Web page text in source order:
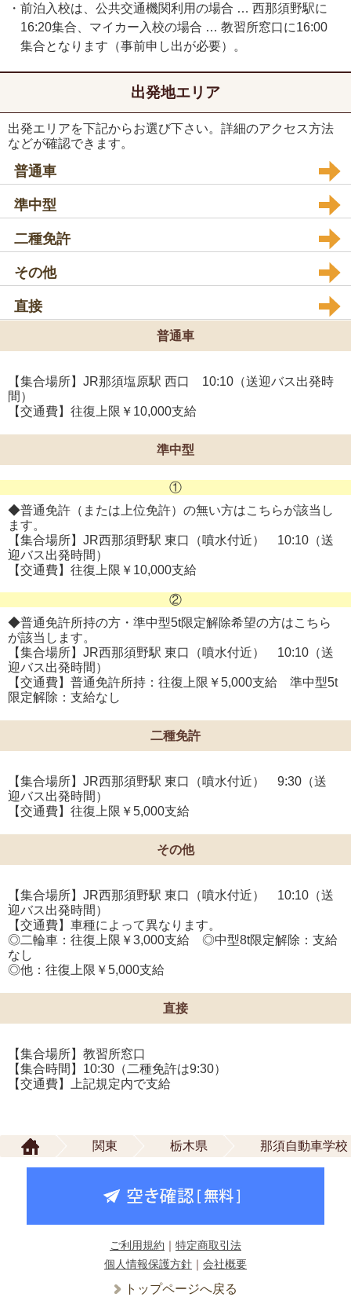
関東 栃木県 那須自動車学校
・前泊入校は、公共交通機関利用の場合 … 西那須野駅に
16:20集合、マイカー入校の場合 … 教習所窓口に16:00
集合となります（事前申し出が必要）。
出発地エリア
出発エリアを下記からお選び下さい。詳細のアクセス方法
などが確認できます。
普通車
準中型
二種免許
その他
直接
普通車
【集合場所】JR那須塩原駅 西口 10:10（送迎バス出発時
間）
【交通費】往復上限￥10,000支給
準中型
①
◆普通免許（または上位免許）の無い方はこちらが該当し
ます。
【集合場所】JR西那須野駅 東口（噴水付近） 10:10（送
迎バス出発時間）
【交通費】往復上限￥10,000支給
②
◆普通免許所持の方・準中型5t限定解除希望の方はこちら
が該当します。
【集合場所】JR西那須野駅 東口（噴水付近） 10:10（送
迎バス出発時間）
【交通費】普通免許所持：往復上限￥5,000支給 準中型5t
限定解除：支給なし
二種免許
【集合場所】JR西那須野駅 東口（噴水付近） 9:30（送
迎バス出発時間）
【交通費】往復上限￥5,000支給
その他
【集合場所】JR西那須野駅 東口（噴水付近） 10:10（送
迎バス出発時間）
【交通費】車種によって異なります。
◎二輪車：往復上限￥3,000支給 ◎中型8t限定解除：支給
なし
◎他：往復上限￥5,000支給
直接
【集合場所】教習所窓口
【集合時間】10:30（二種免許は9:30）
【交通費】上記規定内で支給
ご利用規約 ｜ 特定商取引法
個人情報保護方針 ｜ 会社概要
トップページへ戻る